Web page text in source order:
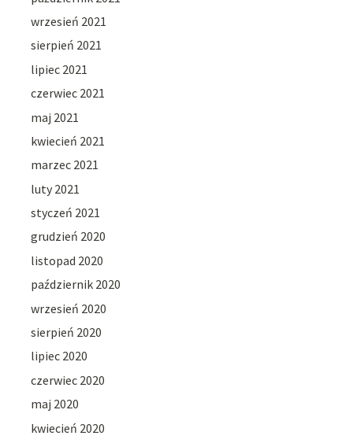
wrzesień 2021
sierpień 2021
lipiec 2021
czerwiec 2021
maj 2021
kwiecień 2021
marzec 2021
luty 2021
styczeń 2021
grudzień 2020
listopad 2020
październik 2020
wrzesień 2020
sierpień 2020
lipiec 2020
czerwiec 2020
maj 2020
kwiecień 2020